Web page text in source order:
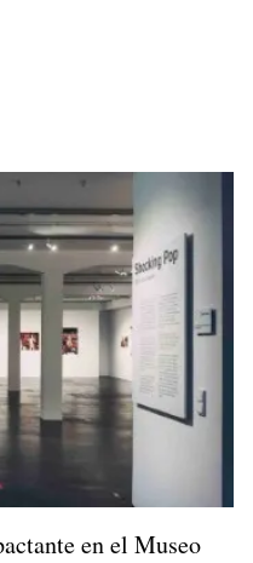
en el Museo